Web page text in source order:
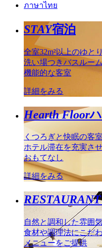
ภาษาไทย
STAY宿泊
全室32m²以上のゆとり
洗い場つきバスルー
機能的な客室
詳細をみる
Hearth Floor
くつろぎと快眠の客室
ホテル滞在を充実さ
おもてなし
詳細をみる
RESTAURANT
自然と調和した雰囲
食材や調理法にこだ
メニューをご提供